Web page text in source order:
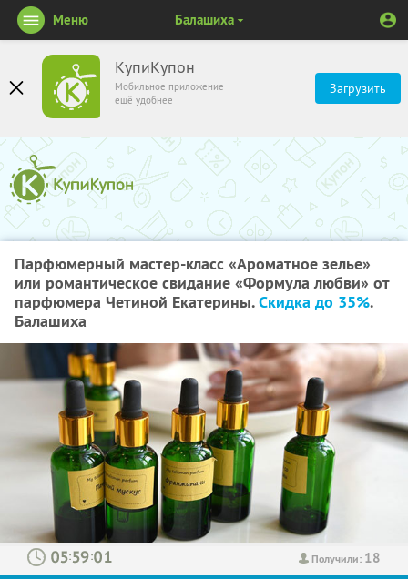
КупиКупон
Мобильное приложение
ещё удобнее
Загрузить
Меню Балашиха
Парфюмерный мастер-класс «Ароматное зелье»
или романтическое свидание «Формула любви» от
парфюмера Четиной Екатерины.Скидка до 35%.
Балашиха
Получили: 18
: :